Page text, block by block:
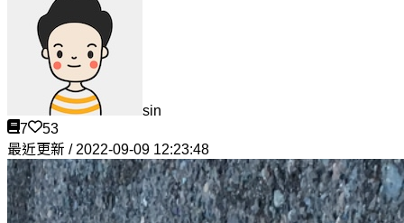
sin
7
53
最近更新 / 2022-09-09 12:23:48